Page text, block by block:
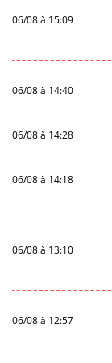
06/08 à 15:09
06/08 à 14:40
06/08 à 14:28
06/08 à 14:18
06/08 à 13:10
06/08 à 12:57